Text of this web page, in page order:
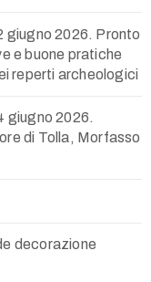
giugno 2026. Pronto
e buone pratiche
reperti archeologici
giugno 2026.
di Tolla, Morfasso
decorazione